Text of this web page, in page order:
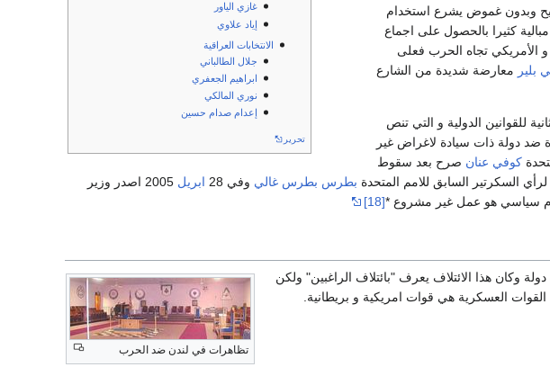
غازي الياور
إياد علاوي
الانتخابات العراقية
جلال الطالباني
ابراهيم الجعفري
نوري المالكي
إعدام صدام حسين
تحرير
وبدون غموض يشرع استخدام
كثيرا بالحصول على اجماع
الأمريكي تجاه الحرب فعلى
بلير معارضة شديدة من الشارع
للقوانين الدولية و التي تنص
ضد دولة ذات سيادة لاغراض غير
كوفي عنان صرح بعد سقوط
السكرتير السابق للامم المتحدة بطرس بطرس غالي وفي 28 ابريل
2005 اصدر وزير
سياسي هو عمل غير مشروع *[18]
تظاهرات في لندن ضد الحرب
من 49 دولة وكان هذا الائتلاف يعرف "بائتلاف الراغبين" ولكن
98% من القوات العسكرية هي قوات امريكية و بريطانية.